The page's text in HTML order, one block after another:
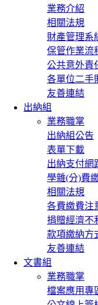
業務介紹
相關法規
財產管理系
保管作業流
公共意外責
各單位二手
友善連結
出納組
業務職掌
出納組公告
表單下載
出納支付網
學雜(分)費
相關法規
各費繳費注
捐贈經濟不
款項繳納方
友善連結
文書組
業務職掌
檔案應用專